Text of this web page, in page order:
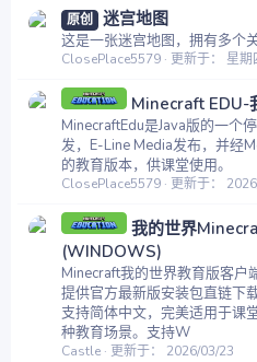
原创 迷宫地图
这是一张迷宫地图，拥有多个关
ClosePlace5579 更新于： 星期
Minecraft EDU-
MinecraftEdu是Java版的一个
发，E-Line Media发布，并经
的教育版本，供课堂使用。
ClosePlace5579 更新于：
我的世界
(WINDOWS)
Minecraft我的世界教育版客户
提供官方最新版安装包直链下
支持简体中文，完美适用于课
种教育场景。支持W
Castle 更新于： 2026/03/23